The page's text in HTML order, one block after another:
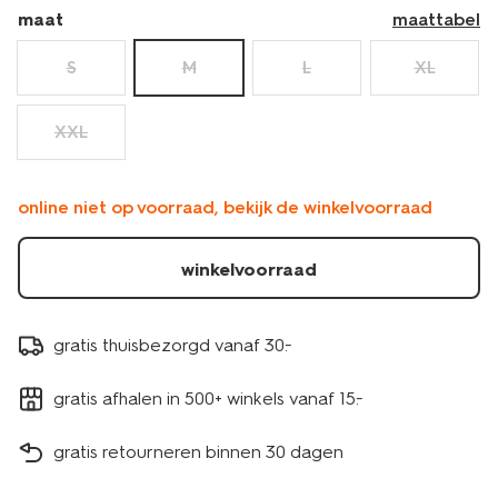
maat maattabel
S M L XL
XXL
online niet op voorraad, bekijk de winkelvoorraad
winkelvoorraad
gratis thuisbezorgd vanaf 30.-
gratis afhalen in 500+ winkels vanaf 15.-
gratis retourneren binnen 30 dagen